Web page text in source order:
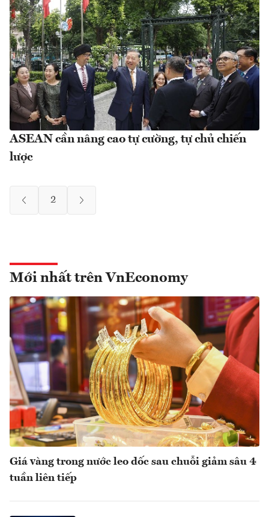
ASEAN cần nâng cao tự cường, tự chủ chiến
lược
2
Mới nhất trên VnEconomy
Giá vàng trong nước leo dốc sau chuỗi giảm sâu 4
tuần liên tiếp